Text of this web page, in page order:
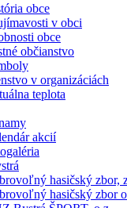
obce
v obci
obce
občianstvo
v organizáciách
teplota
akcií
hasičský zbor,
hasičský zbor